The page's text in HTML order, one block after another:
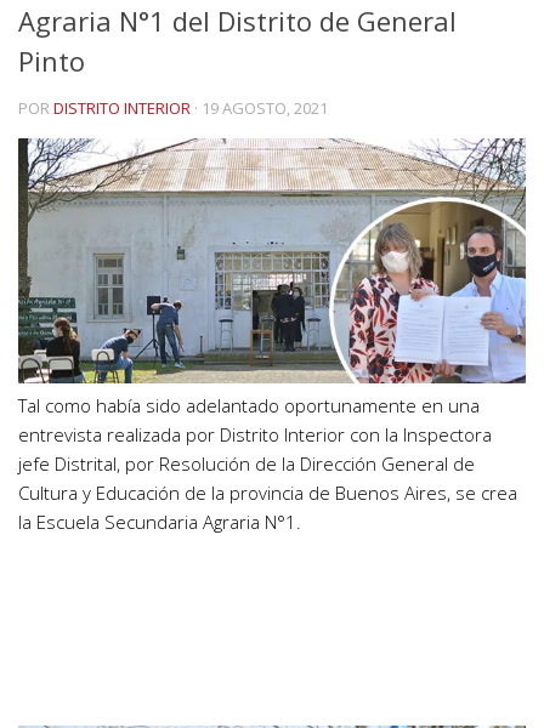
Agraria N°1 del Distrito de General
Pinto
PORDISTRITO INTERIOR · 19 AGOSTO, 2021
Tal como había sido adelantado oportunamente en una
entrevista realizada por Distrito Interior con la Inspectora
jefe Distrital, por Resolución de la Dirección General de
Cultura y Educación de la provincia de Buenos Aires, se crea
la Escuela Secundaria Agraria N°1.